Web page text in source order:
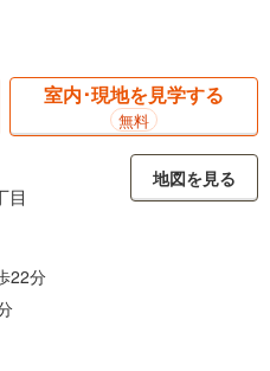
室内･現地を見学する
無料
目
地図を見る
22分